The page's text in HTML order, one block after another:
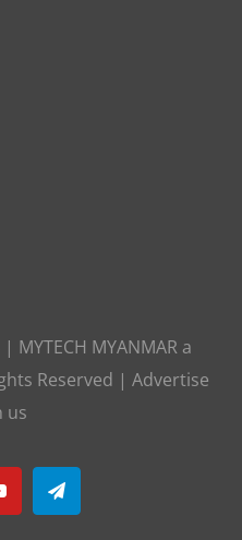
| MYTECH MYANMAR a
Reserved | Advertise
us
Telegram